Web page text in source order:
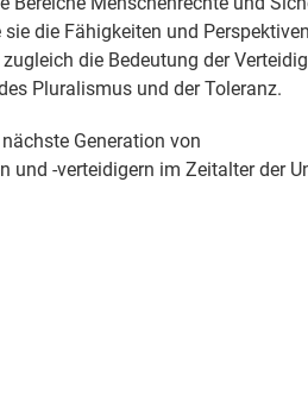
die Fähigkeiten und
die Bedeutung der
Pluralismus und der Toleranz.
Generation von
und -verteidigern im Zeitalter der